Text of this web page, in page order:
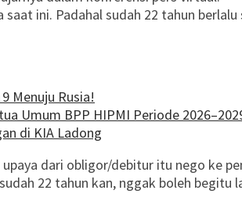
ini. Padahal sudah 22 tahun
Menuju Rusia!
Umum BPP HIPMI Periode
di KIA Ladong
dari obligor/debitur itu nego ke
22 tahun kan, nggak boleh begitu